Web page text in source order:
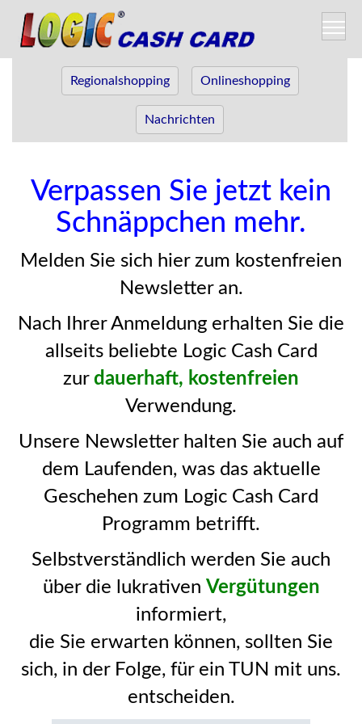
Regionalshopping Onlineshopping
Nachrichten
Verpassen Sie jetzt kein
Schnäppchen mehr.
Melden Sie sich hier zum kostenfreien
Newsletter an.
Nach Ihrer Anmeldung erhalten Sie die
allseits beliebte Logic Cash Card
zur dauerhaft, kostenfreien
Verwendung.
Unsere Newsletter halten Sie auch auf
dem Laufenden, was das aktuelle
Geschehen zum Logic Cash Card
Programm betrifft.
Selbstverständlich werden Sie auch
über die lukrativen Vergütungen
informiert,
die Sie erwarten können, sollten Sie
sich, in der Folge, für ein TUN mit uns.
entscheiden.